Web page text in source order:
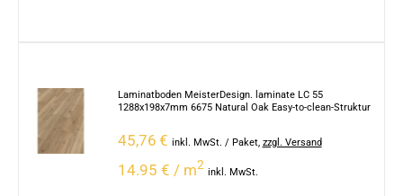
Laminatboden MeisterDesign. laminate LC 55
1288x198x7mm 6675 Natural Oak Easy-to-clean-Struktur
45,76 € inkl. MwSt. / Paket, zzgl. Versand
14.95 € / m2
inkl. MwSt.